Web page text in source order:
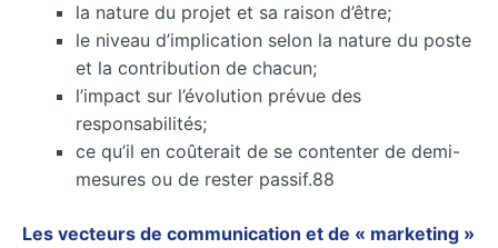
la nature du projet et sa raison d’être;
le niveau d’implication selon la nature du poste
et la contribution de chacun;
l’impact sur l’évolution prévue des
responsabilités;
ce qu’il en coûterait de se contenter de demi-
mesures ou de rester passif.88
Les vecteurs de communication et de « marketing »